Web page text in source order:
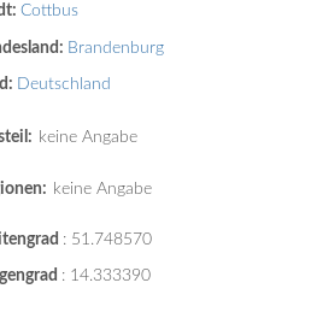
Cottbus
Brandenburg
Deutschland
keine Angabe
keine Angabe
: 51.748570
: 14.333390